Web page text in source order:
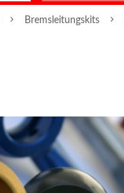
Bremsleitungskits